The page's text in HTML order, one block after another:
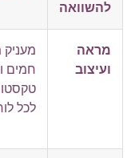
להשוואה
מראה
ועיצוב
חמים
לכל